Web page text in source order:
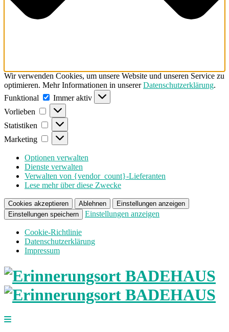
Wir verwenden Cookies, um unsere Website und unseren Service zu
optimieren. Mehr Informationen in unsererDatenschutzerklärung.
Funktional
Funktional
Immer aktiv
Vorlieben
Vorlieben
Statistiken Statistiken
Marketing Marketing
Optionen verwalten
Dienste verwalten
Verwalten von {vendor_count}-Lieferanten
Lese mehr über diese Zwecke
Cookies akzeptieren Ablehnen
Einstellungen anzeigen
Einstellungen speichern
Einstellungen anzeigen
Cookie-Richtlinie
Datenschutzerklärung
Impressum